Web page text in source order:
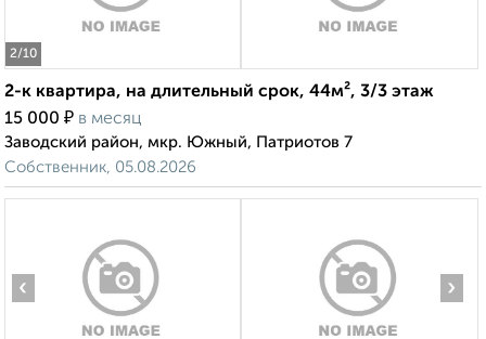
2/10
2-к квартира, на длительный срок, 44м², 3/3 этаж
15 000 ₽ в месяц
Заводский район, мкр. Южный, Патриотов 7
Собственник, 05.08.2026
‹ ›